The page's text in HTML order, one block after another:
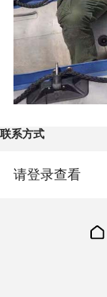
联系方式
请登录查看